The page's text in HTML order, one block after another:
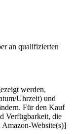
an qualifizierten
werden,
Uhrzeit) und
Für den Kauf
Verfügbarkeit, die
Website(s)]